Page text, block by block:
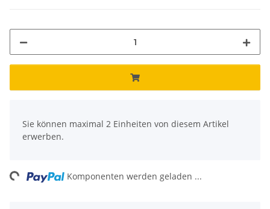
Sie können maximal 2 Einheiten von diesem Artikel
erwerben.
Komponenten werden geladen ...